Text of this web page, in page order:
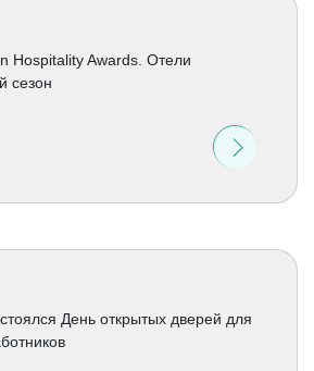
Hospitality Awards. Отели
сезон
День открытых дверей для